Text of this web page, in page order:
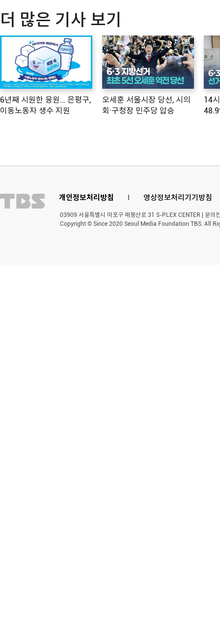
더 많은 기사 보기
6년째 시원한 응원… 은평구,
이동노동자 생수 지원
오세훈 서울시장 당선, 시의
회·구청장 민주당 압승
14
개인정보처리방침 l 영상정보처리기기방침
03909 서울특별시 마포구 매봉산로 31 S-PLEX CENTER | 문
Copyright © Since 2020 Seoul Media Foundation TBS. All